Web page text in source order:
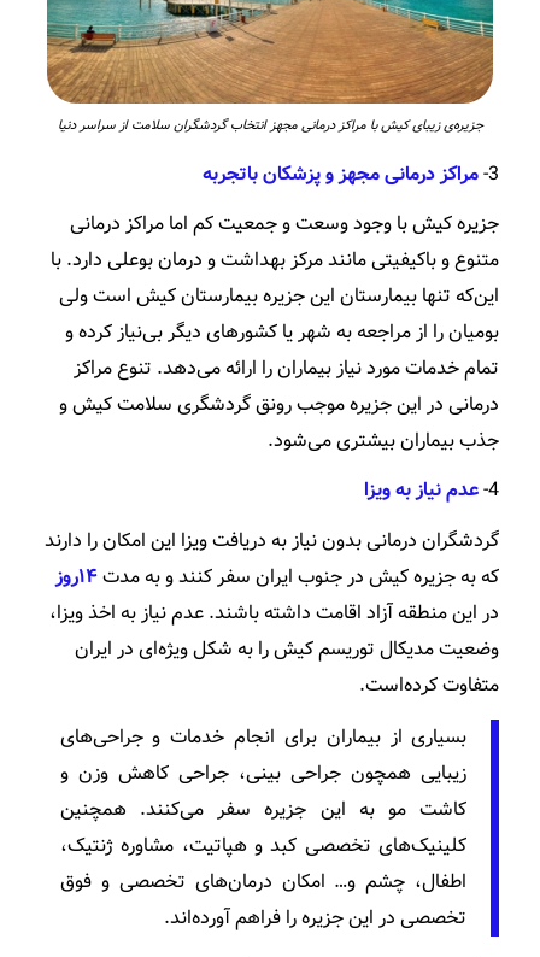
جزیره‌ی زیبای کیش با مراکز درمانی مجهز انتخاب گردشگران سلامت از سراسر دنیا
3- مراکز درمانی مجهز و پزشکان باتجربه
جزیره کیش با وجود وسعت و جمعیت کم اما مراکز درمانی
متنوع و باکیفیتی مانند مرکز بهداشت و درمان بوعلی دارد. با
این‌که تنها بیمارستان این جزیره بیمارستان کیش است ولی
بومیان را از مراجعه به شهر یا کشورهای دیگر بی‌نیاز کرده و
تمام خدمات مورد نیاز بیماران را ارائه می‌دهد. تنوع مراکز
درمانی در این جزیره موجب رونق گردشگری سلامت کیش و
جذب بیماران بیشتری می‌شود.
4- عدم نیاز به ویزا
گردشگران درمانی بدون نیاز به دریافت ویزا این امکان را دارند
که به جزیره کیش در جنوب ایران سفر کنند و به مدت۱۴روز
در این منطقه آزاد اقامت داشته باشند. عدم نیاز به اخذ ویزا،
وضعیت مدیکال توریسم کیش را به شکل ویژه‌ای در ایران
متفاوت کرده‌است.
بسیاری از بیماران برای انجام خدمات و جراحی‌های
زیبایی همچون جراحی بینی، جراحی کاهش وزن و
کاشت مو به این جزیره سفر می‌کنند. همچنین
کلینیک‌های تخصصی کبد و هپاتیت، مشاوره ژنتیک،
اطفال، چشم و… امکان درمان‌های تخصصی و فوق
تخصصی در این جزیره را فراهم آورده‌اند.